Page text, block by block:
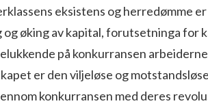
eksistens og herredømme er
og øking av kapital, forutsetninga for
på konkurransen
er den viljeløse og
konkurransen med deres